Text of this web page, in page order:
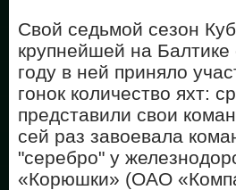
Свой седьмой сезон
крупнейшей на
году в ней приняло
гонок количество яхт:
представили свои
сей раз завоевала
"серебро" у
«Корюшки» (ОАО